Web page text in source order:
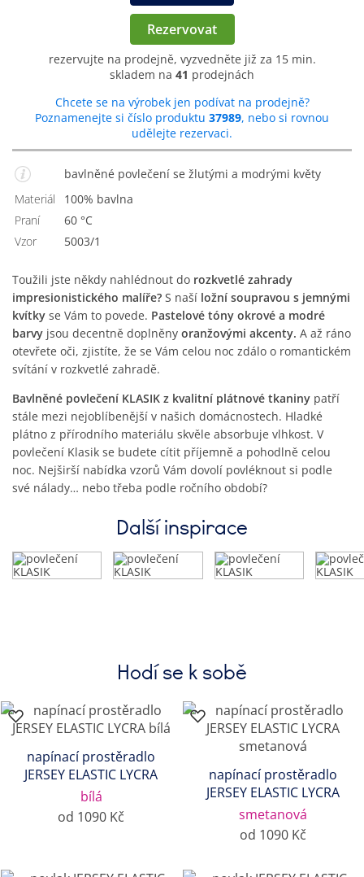
Rezervovat
rezervujte na prodejně, vyzvedněte již za 15 min.
skladem na 41 prodejnách
Chcete se na výrobek jen podívat na prodejně?
Poznamenejte si číslo produktu 37989, nebo si rovnou
udělejte rezervaci.
bavlněné povlečení se žlutými a modrými květy
Materiál
100% bavlna
Praní
60 °C
Vzor
5003/1
Toužili jste někdy nahlédnout do rozkvetlé zahrady
impresionistického malíře? S naší ložní soupravou s jemnými
kvítky se Vám to povede. Pastelové tóny okrové a modré
barvy jsou decentně doplněny oranžovými akcenty. A až ráno
otevřete oči, zjistíte, že se Vám celou noc zdálo o romantickém
svítání v rozkvetlé zahradě.
Bavlněné povlečení KLASIK z kvalitní plátnové tkaniny patří
stále mezi nejoblíbenější v našich domácnostech. Hladké
plátno z přírodního materiálu skvěle absorbuje vlhkost. V
povlečení Klasik se budete cítit příjemně a pohodlně celou
noc. Nejširší nabídka vzorů Vám dovolí povléknout si podle
své nálady… nebo třeba podle ročního období?
Další inspirace
Hodí se k sobě
napínací prostěradlo
JERSEY ELASTIC LYCRA
bílá
od 1090 Kč
napínací prostěradlo
JERSEY ELASTIC LYCRA
smetanová
od 1090 Kč